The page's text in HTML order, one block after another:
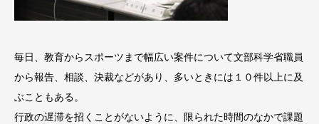
毎日、教育からスポーツまで幅広い案件について文部科学省職員
から報告、相談、決裁などがあり、多いときには１０件以上に及
ぶこともある。
行政の遅滞を招くことがないように、限られた時間のなかで課題